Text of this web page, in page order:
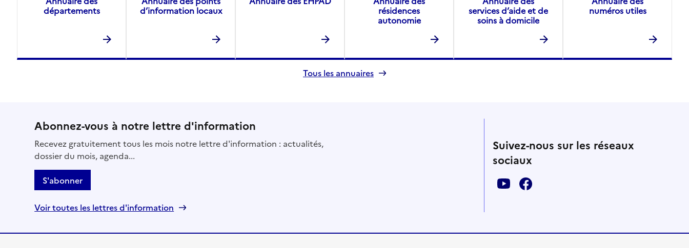
départements
d’information locaux
résidences
autonomie
services d’aide et de
soins à domicile
numéros utiles
Tous les annuaires
Abonnez-vous à notre lettre d'information
Recevez gratuitement tous les mois notre lettre d'information : actualités,
dossier du mois, agenda...
S'abonner
Voir toutes les lettres d'information
Suivez-nous sur les réseaux
sociaux